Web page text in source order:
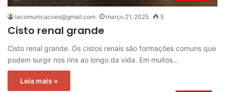
lacomunicacoes@gmail.com março 21, 2025 5
Cisto renal grande
Cisto renal grande. Os cistos renais são formações comuns que
podem surgir nos rins ao longo da vida. Em muitos…
Leia mais »